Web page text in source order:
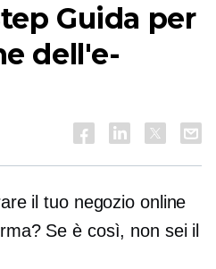
Guida per
dell'e-
il tuo negozio online
Se è così, non sei il